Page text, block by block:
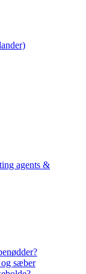
agents &
sæber